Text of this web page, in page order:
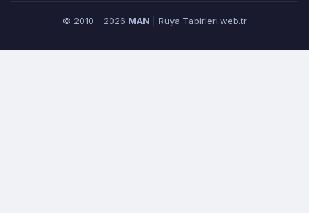
© 2010 - 2026 MAN | Rüya Tabirleri.web.tr